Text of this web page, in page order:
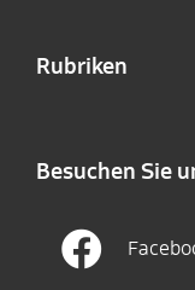
Rubriken
Besuchen Sie